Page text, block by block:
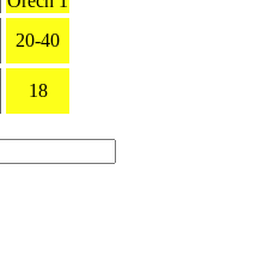
20-40
18